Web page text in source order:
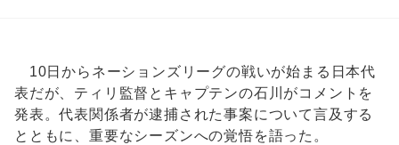
10日からネーションズリーグの戦いが始まる日本代
表だが、ティリ監督とキャプテンの石川がコメントを
発表。代表関係者が逮捕された事案について言及する
とともに、重要なシーズンへの覚悟を語った。